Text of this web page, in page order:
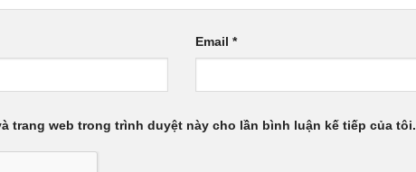
Email *
trang web trong trình duyệt này cho lần bình luận kế tiếp của tôi.